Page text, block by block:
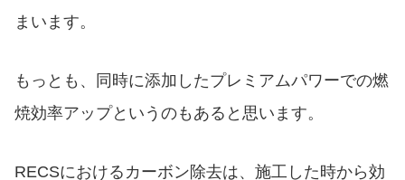
まいます。
もっとも、同時に添加したプレミアムパワーでの燃
焼効率アップというのもあると思います。
RECSにおけるカーボン除去は、施工した時から効